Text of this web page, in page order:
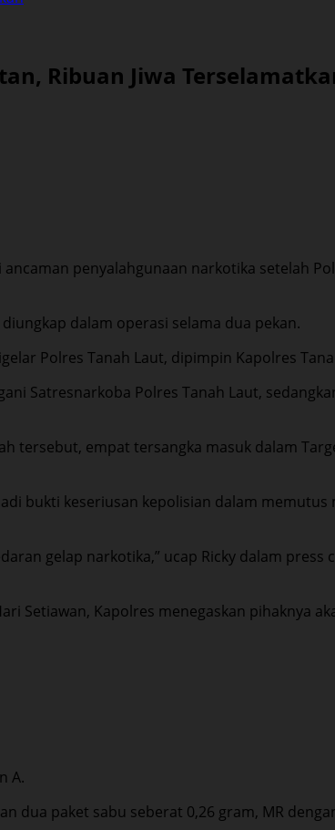
Ribuan Jiwa
penyalahgunaan narkotika setelah
dalam operasi selama dua pekan.
Polres Tanah Laut, dipimpin Kapolres
Satresnarkoba Polres Tanah Laut,
tersebut, empat tersangka masuk dalam
bukti keseriusan kepolisian dalam
gelap narkotika,” ucap Ricky dalam press
Setiawan, Kapolres menegaskan pihaknya
A.
dua paket sabu seberat 0,26 gram, MR